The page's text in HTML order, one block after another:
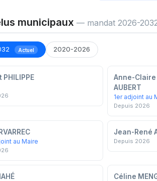
municipaux — mandat 2026-
Actuel 2020-2026
Anne-Claire
AUBERT
1er adjoint au
Depuis 2026
au Maire
Jean-René
Depuis 2026
Céline